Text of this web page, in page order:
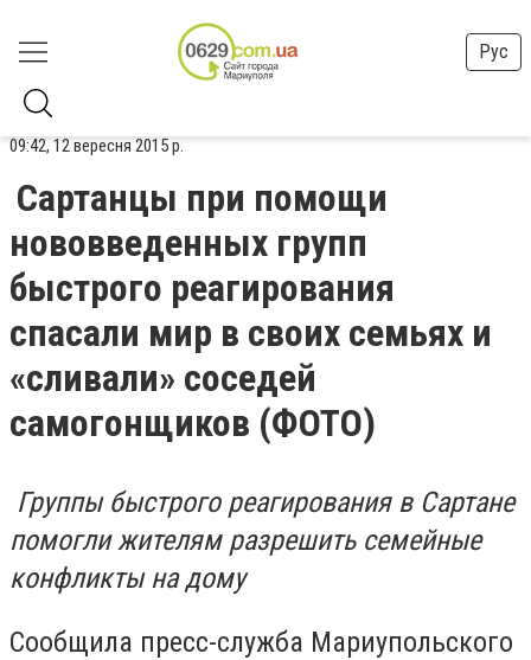
Рус
09:42, 12 вересня 2015 р.
Сартанцы при помощи
нововведенных групп
быстрого реагирования
спасали мир в своих семьях и
«сливали» соседей
самогонщиков (ФОТО)
Группы быстрого реагирования в Сартане
помогли жителям разрешить семейные
конфликты на дому
Сообщила пресс-служба Мариупольского